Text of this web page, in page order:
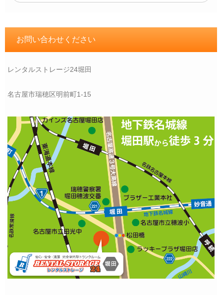
お問い合わせください
レンタルストレージ24堀田
名古屋市瑞穂区明前町1-15